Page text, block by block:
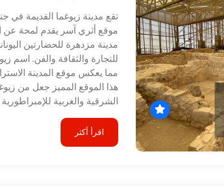
تقع مدينة زيوغما القديمة
موقع أثري آسر يقدم لمحة عن
مدينة مزدهرة للحضارتين
للتجارة والثقافة والفن. اسم
مما يعكس موقع المدينة
هذا الموقع المميز جعل من
الشرقية والغربية للإمبراطورية
اقرأ أكثر